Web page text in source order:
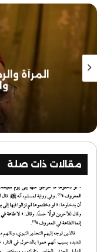
المرأة
مقالات ذات صلة